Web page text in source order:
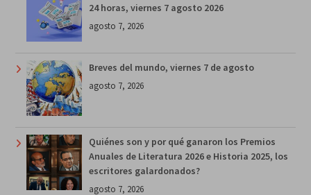
24 horas, viernes 7 agosto 2026
agosto 7, 2026
Breves del mundo, viernes 7 de agosto
agosto 7, 2026
Quiénes son y por qué ganaron los Premios
Anuales de Literatura 2026 e Historia 2025, los
escritores galardonados?
agosto 7, 2026